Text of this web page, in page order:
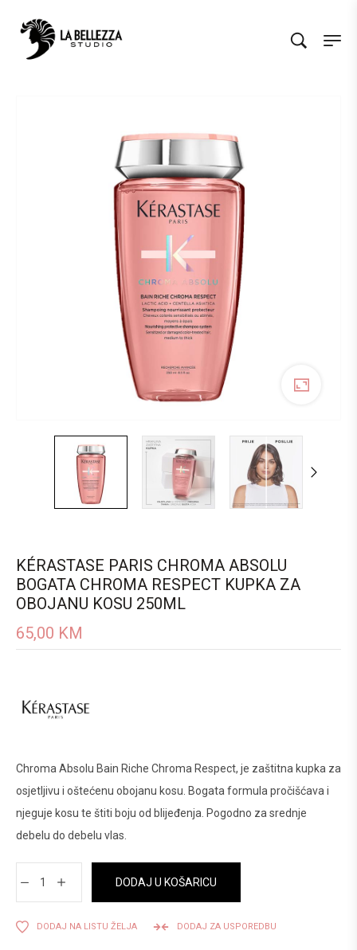
KÉRASTASE PARIS CHROMA ABSOLU
BOGATA CHROMA RESPECT KUPKA ZA
OBOJANU KOSU 250ML
65,00 KM
Chroma Absolu Bain Riche Chroma Respect, je zaštitna kupka za
osjetljivu i oštećenu obojanu kosu. Bogata formula pročišćava i
njeguje kosu te štiti boju od blijeđenja. Pogodno za srednje
debelu do debelu vlas.
DODAJ U KOŠARICU
DODAJ NA LISTU ŽELJA DODAJ ZA USPOREDBU